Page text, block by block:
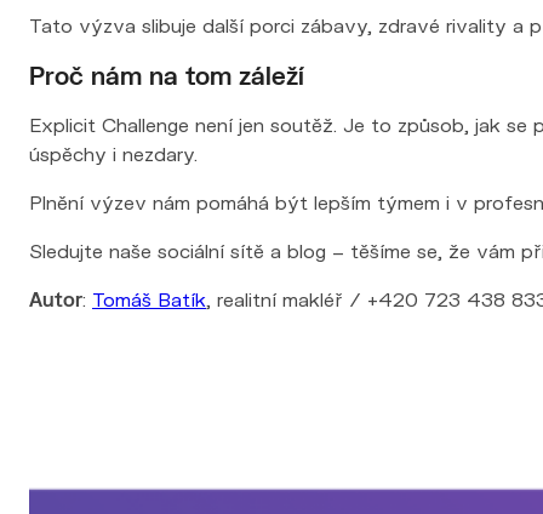
Tato výzva slibuje další porci zábavy, zdravé rivality a
Proč nám na tom záleží
Explicit Challenge není jen soutěž. Je to způsob, jak
úspěchy i nezdary.
Plnění výzev nám pomáhá být lepším týmem i v
Sledujte naše sociální sítě a blog – těšíme se, že vám
Autor: Tomáš Batík , realitní makléř / +420 723 438